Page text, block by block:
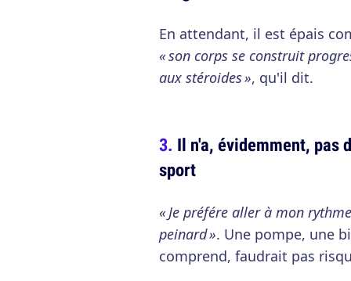
En attendant, il est épais
« son corps se construit
aux stéroides », qu'il dit.
Il n'a, évidemment, pas
sport
« Je préfére aller à mon
peinard ». Une pompe, une
comprend, faudrait pas